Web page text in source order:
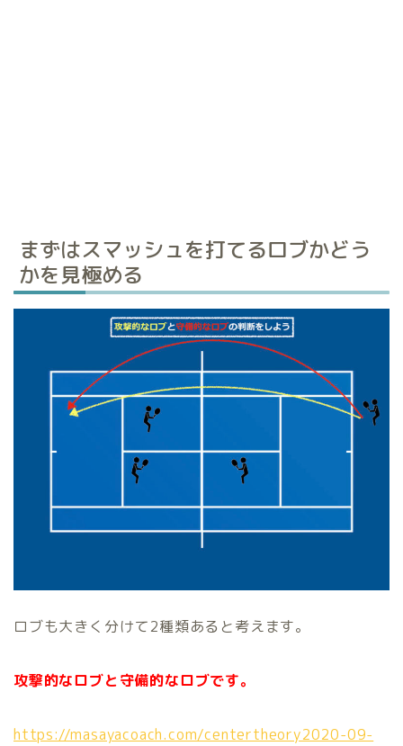
まずはスマッシュを打てるロブかどう
かを見極める
ロブも大きく分けて2種類あると考えます。
攻撃的なロブと守備的なロブです。
https://masayacoach.com/centertheory2020-09-